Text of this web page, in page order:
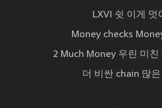
LXVI 쉿 이게 멋
Money checks
2 Much Money 우린 미
더 비싼 chain 많